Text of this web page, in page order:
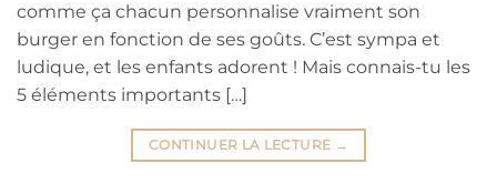
comme ça chacun personnalise vraiment son
burger en fonction de ses goûts. C’est sympa et
ludique, et les enfants adorent ! Mais connais-tu les
5 éléments importants […]
CONTINUER LA LECTURE →